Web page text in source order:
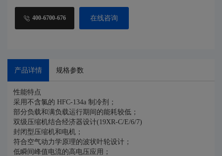
400-6700-676 在线咨询
产品详情 规格参数
性能特点
采用不含氯的 HFC-134a 制冷剂；
部分负载和满负载运行期间的能耗较低；
双级压缩机结合经济器设计(19XR-C/E/6/7)
封闭型压缩机和电机；
符合空气动力学原理的波状叶轮设计；
低瞬间峰值电流的高电压应用；